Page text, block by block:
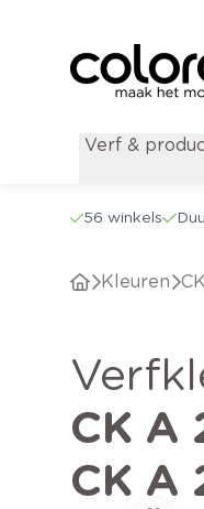
Verf &
56 winkels
Kleuren
CK A
CK A